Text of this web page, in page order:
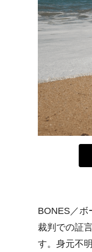
BONES／ボ
裁判での証
す。身元不